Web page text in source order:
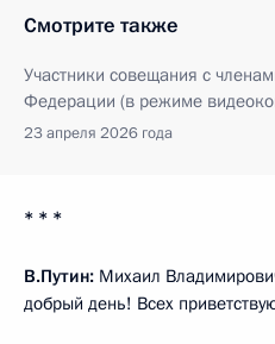
Смотрите также
Участники совещания с
Федерации (в режиме
23 апреля 2026 года
* * *
В.Путин: Михаил
добрый день! Всех